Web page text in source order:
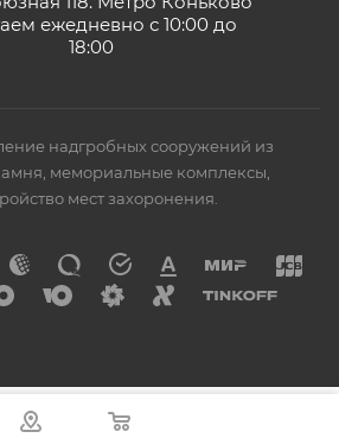
ежедневно с 10:00 до
18:00
надгробных сооружений из
мемориальные комплексы,
мест захоронения.